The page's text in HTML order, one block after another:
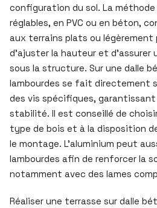
configuration du sol. La méthode
réglables, en PVC ou en béton,
aux terrains plats ou légèrement
d’ajuster la hauteur et
sous la structure. Sur une dalle
lambourdes se fait directement
des vis spécifiques,
stabilité. Il est conseillé de
type de bois et à la disposition
le montage. L’aluminium peut
lambourdes afin de renforcer la
notamment avec des lames
Réaliser une terrasse sur dalle